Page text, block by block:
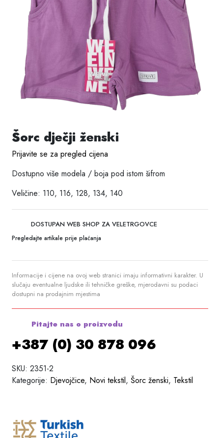
Šorc dječji ženski
Prijavite se za pregled cijena
Dostupno više modela / boja pod istom šifrom
Veličine: 110, 116, 128, 134, 140
DOSTUPAN WEB SHOP ZA VELETRGOVCE
Pregledajte artikale prije plaćanja
Informacije i cijene na ovoj web stranici imaju informativni karakter. U
slučaju eventualne ljudske ili tehničke greške, mjerodavni su podaci
dostupni na prodajnim mjestima
Pitajte nas o proizvodu
+387 (0) 30 878 096
SKU: 2351-2
Kategorije: Djevojčice, Novi tekstil, Šorc ženski, Tekstil